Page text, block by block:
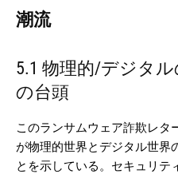
潮流
5.1 物理的/デジタ
の台頭
このランサムウェア詐欺レタ
が物理的世界とデジタル世界
とを示している。セキュリテ